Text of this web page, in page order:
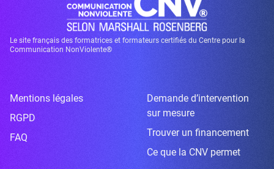
Le site français des formatrices et formateurs certifiés du Centre pour la
Communication NonViolente®
Mentions légales
RGPD
FAQ
Demande d’intervention
sur mesure
Trouver un financement
Ce que la CNV permet